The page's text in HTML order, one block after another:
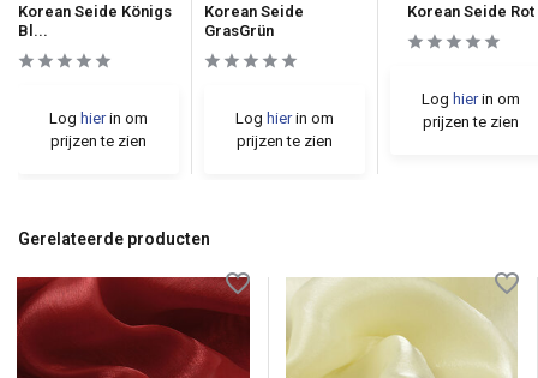
Korean Seide Königs
Bl...
Log hierin om
prijzen te zien
Korean Seide
GrasGrün
Log hierin om
prijzen te zien
Korean Seide Rot
Log hierin om
prijzen te zien
Gerelateerde producten